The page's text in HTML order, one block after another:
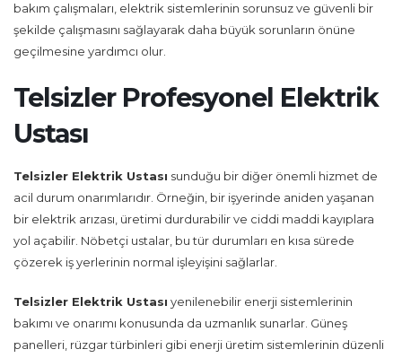
bakım çalışmaları, elektrik sistemlerinin sorunsuz ve güvenli bir
şekilde çalışmasını sağlayarak daha büyük sorunların önüne
geçilmesine yardımcı olur.
Telsizler Profesyonel Elektrik
Ustası
Telsizler Elektrik Ustası sunduğu bir diğer önemli hizmet de
acil durum onarımlarıdır. Örneğin, bir işyerinde aniden yaşanan
bir elektrik arızası, üretimi durdurabilir ve ciddi maddi kayıplara
yol açabilir. Nöbetçi ustalar, bu tür durumları en kısa sürede
çözerek iş yerlerinin normal işleyişini sağlarlar.
Telsizler Elektrik Ustası yenilenebilir enerji sistemlerinin
bakımı ve onarımı konusunda da uzmanlık sunarlar. Güneş
panelleri, rüzgar türbinleri gibi enerji üretim sistemlerinin düzenli